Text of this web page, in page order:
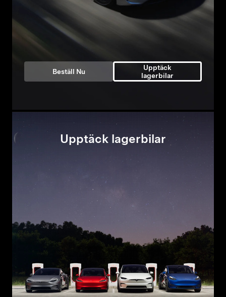
Beställ Nu
Upptäck
lagerbilar
Upptäck lagerbilar